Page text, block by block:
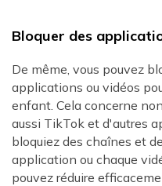
Bloquer des
De même, vous pouvez
applications ou vidéos
enfant. Cela concerne
aussi TikTok et d'autres
bloquiez des chaînes et
application ou chaque
pouvez réduire